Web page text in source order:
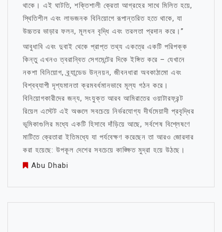
থাকে। এই ঘাটতি, শক্তিশালী ক্রেতা আগ্রহের সাথে মিলিত হয়ে,
স্থিতিশীল এবং লাভজনক বিনিয়োগে রূপান্তরিত হতে থাকে, যা
উচ্চতর ভাড়ার ফলন, মূলধন বৃদ্ধি এবং তরলতা প্রদান করে।”
আবুধাবি এবং দুবাই থেকে প্রাপ্ত তথ্য একত্রে একটি পরিপক্ক
কিন্তু এখনও ত্বরান্বিত সেগমেন্টের দিকে ইঙ্গিত করে – যেখানে
নকশা বিনিয়োগ, ব্র্যান্ডেড উন্নয়ন, জীবনধারা অবকাঠামো এবং
বিশ্বব্যাপী দৃশ্যমানতা ক্রমবর্ধমানভাবে মূল্য গঠন করে।
বিনিয়োগকারীদের জন্য, সংযুক্ত আরব আমিরাতের ওয়াটারফ্রন্ট
রিয়েল এস্টেট এই অঞ্চলে সবচেয়ে নির্ভরযোগ্য দীর্ঘমেয়াদী প্রবৃদ্ধির
ভূমিকাগুলির মধ্যে একটি হিসাবে দাঁড়িয়ে আছে, সর্বশেষ বিশ্লেষণে
মাটিতে ক্রেতারা ইতিমধ্যে যা পর্যবেক্ষণ করেছেন তা আরও জোরদার
করা হয়েছে: উপকূল দেশের সবচেয়ে কাঙ্ক্ষিত মুদ্রা হয়ে উঠছে।
Abu Dhabi